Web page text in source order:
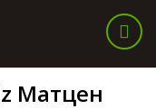
Матцен